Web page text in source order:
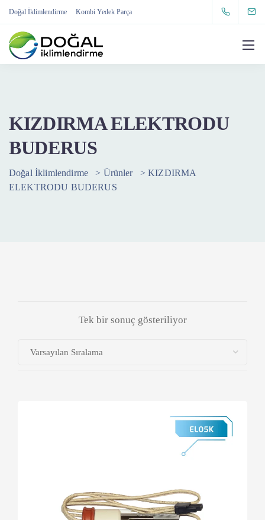
Doğal İklimlendirme Kombi Yedek Parça
KIZDIRMA ELEKTRODU
BUDERUS
Doğal İklimlendirme > Ürünler >KIZDIRMA
ELEKTRODU BUDERUS
Tek bir sonuç gösteriliyor